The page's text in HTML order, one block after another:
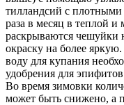
тилландсий с плотными
раза в месяц в теплой
раскрываются чешуйки
окраску на более
воду для купания
удобрения для
Во время зимовки
может быть снижено, а